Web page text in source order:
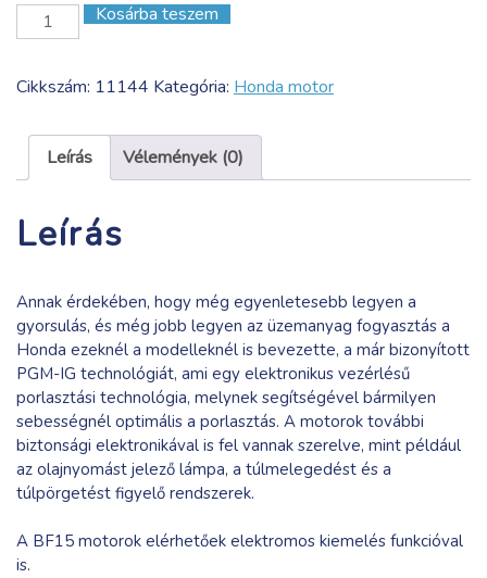
Honda
BF
SHU
mennyiség
Kosárba teszem
Cikkszám: 11144 Kategória: Honda motor
Leírás Vélemények (0)
Leírás
Annak érdekében, hogy még egyenletesebb legyen a
gyorsulás, és még jobb legyen az üzemanyag fogyasztás a
Honda ezeknél a modelleknél is bevezette, a már bizonyított
PGM-IG technológiát, ami egy elektronikus vezérlésű
porlasztási technológia, melynek segítségével bármilyen
sebességnél optimális a porlasztás. A motorok további
biztonsági elektronikával is fel vannak szerelve, mint például
az olajnyomást jelező lámpa, a túlmelegedést és a
túlpörgetést figyelő rendszerek.
A BF15 motorok elérhetőek elektromos kiemelés funkcióval
is.